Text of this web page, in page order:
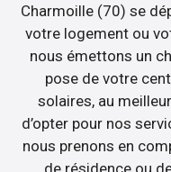
Charmoille (70) se
votre logement ou
nous émettons un
pose de votre
solaires, au
d’opter pour nos
nous prenons en
de résidence ou